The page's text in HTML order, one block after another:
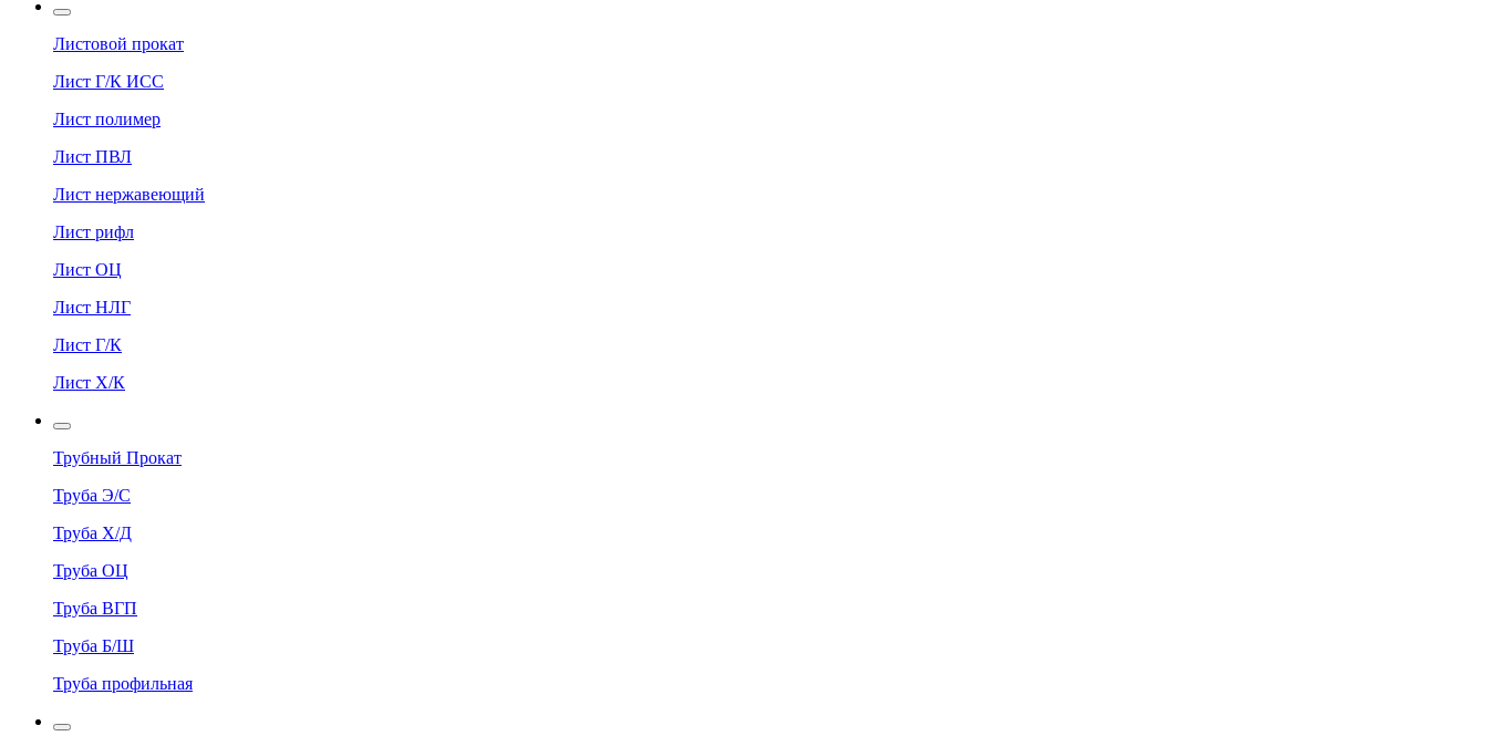
Листовой прокат
Лист Г/К ИСС
Лист полимер
Лист ПВЛ
Лист нержавеющий
Лист рифл
Лист ОЦ
Лист НЛГ
Лист Г/К
Лист Х/К
Трубный Прокат
Труба Э/С
Труба Х/Д
Труба ОЦ
Труба ВГП
Труба Б/Ш
Труба профильная